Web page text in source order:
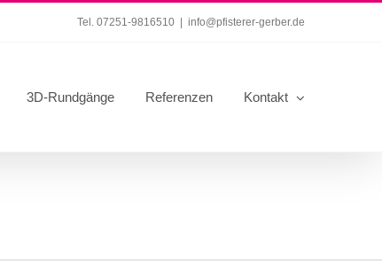
Tel. 07251-9816510 info@pfisterer-gerber.de
3D-Rundgänge Referenzen Kontakt